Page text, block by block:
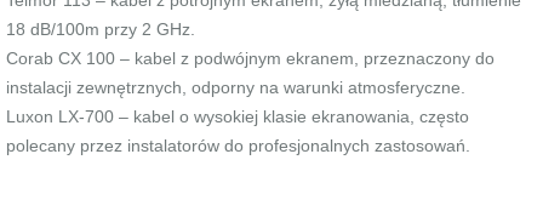
18 dB/100m przy 2 GHz.
Corab CX 100 – kabel z podwójnym ekranem, przeznaczony do
instalacji zewnętrznych, odporny na warunki atmosferyczne.
Luxon LX-700 – kabel o wysokiej klasie ekranowania, często
polecany przez instalatorów do profesjonalnych zastosowań.